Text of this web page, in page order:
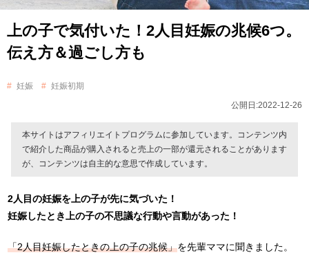
上の子で気付いた！2人目妊娠の兆候6つ。
伝え方＆過ごし方も
妊娠
妊娠初期
公開日:2022-12-26
本サイトはアフィリエイトプログラムに参加しています。コンテンツ内
で紹介した商品が購入されると売上の一部が還元されることがあります
が、コンテンツは自主的な意思で作成しています。
2人目の妊娠を上の子が先に気づいた！
妊娠したとき上の子の不思議な行動や言動があった！
「2人目妊娠したときの上の子の兆候」を先輩ママに聞きました。